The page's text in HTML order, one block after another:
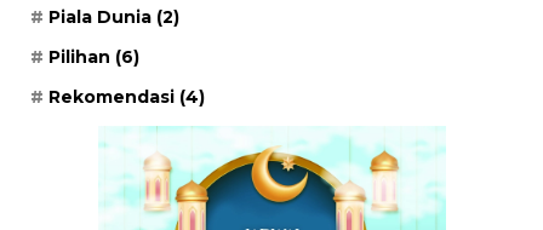
Piala Dunia (2)
Pilihan (6)
Rekomendasi (4)